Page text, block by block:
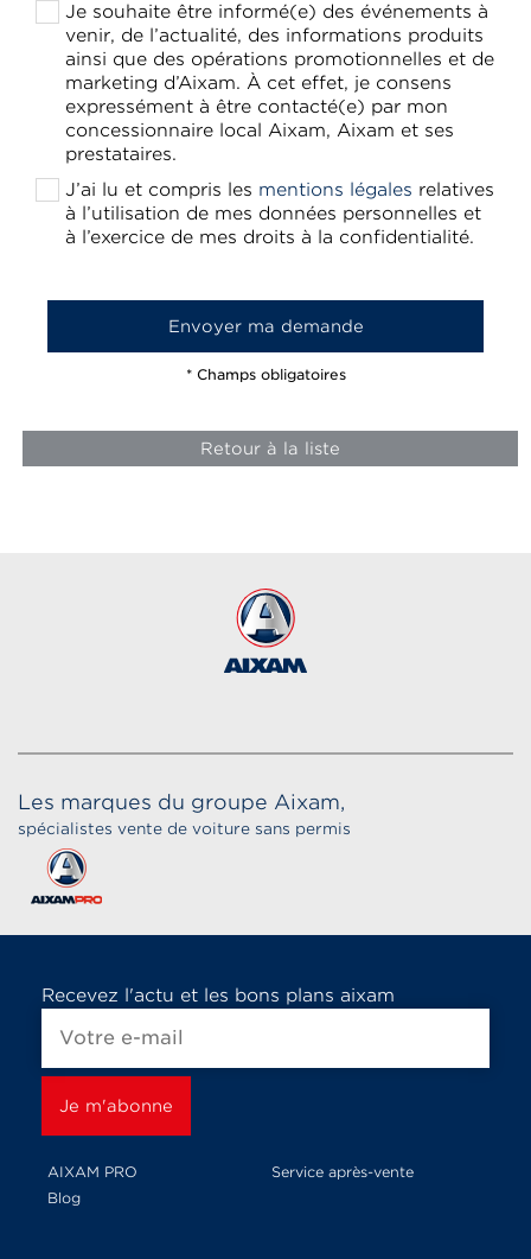
Je souhaite être informé(e) des événements à
venir, de l’actualité, des informations produits
ainsi que des opérations promotionnelles et de
marketing d’Aixam. À cet effet, je consens
expressément à être contacté(e) par mon
concessionnaire local Aixam, Aixam et ses
prestataires.
J’ai lu et compris les mentions légales relatives
à l’utilisation de mes données personnelles et
à l’exercice de mes droits à la confidentialité.
* Champs obligatoires
Retour à la liste
Les marques du groupe Aixam,
spécialistes vente de voiture sans permis
Recevez l'actu et les bons plans aixam
AIXAM PRO
Service après-vente
Blog